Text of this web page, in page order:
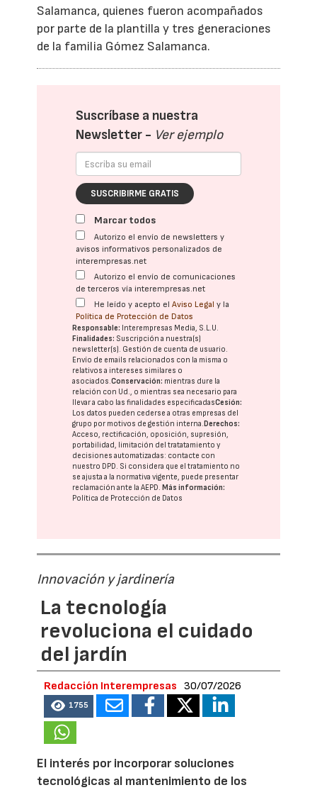
Salamanca, quienes fueron acompañados
por parte de la plantilla y tres generaciones
de la familia Gómez Salamanca.
Suscríbase a nuestra
Newsletter - Ver ejemplo
SUSCRIBIRME GRATIS
Marcar todos
Autorizo el envío de newsletters y
avisos informativos personalizados de
interempresas.net
Autorizo el envío de comunicaciones
de terceros vía interempresas.net
He leído y acepto elAviso Legal y la
Política de Protección de Datos
Responsable: Interempresas Media, S.L.U.
Finalidades: Suscripción a nuestra(s)
newsletter(s). Gestión de cuenta de usuario.
Envío de emails relacionados con la misma o
relativos a intereses similares o
asociados.Conservación: mientras dure la
relación con Ud., o mientras sea necesario para
llevar a cabo las finalidades especificadasCesión:
Los datos pueden cederse a otras empresas del
grupo por motivos de gestión interna. Derechos:
Acceso, rectificación, oposición, supresión,
portabilidad, limitación del tratatamiento y
decisiones automatizadas: contacte con
nuestro DPD. Si considera que el tratamiento no
se ajusta a la normativa vigente, puede presentar
reclamación ante laAEPD. Más información:
Política de Protección de Datos
Innovación y jardinería
La tecnología
revoluciona el cuidado
del jardín
Redacción Interempresas 30/07/2026
1755
El interés por incorporar soluciones
tecnológicas al mantenimiento de los